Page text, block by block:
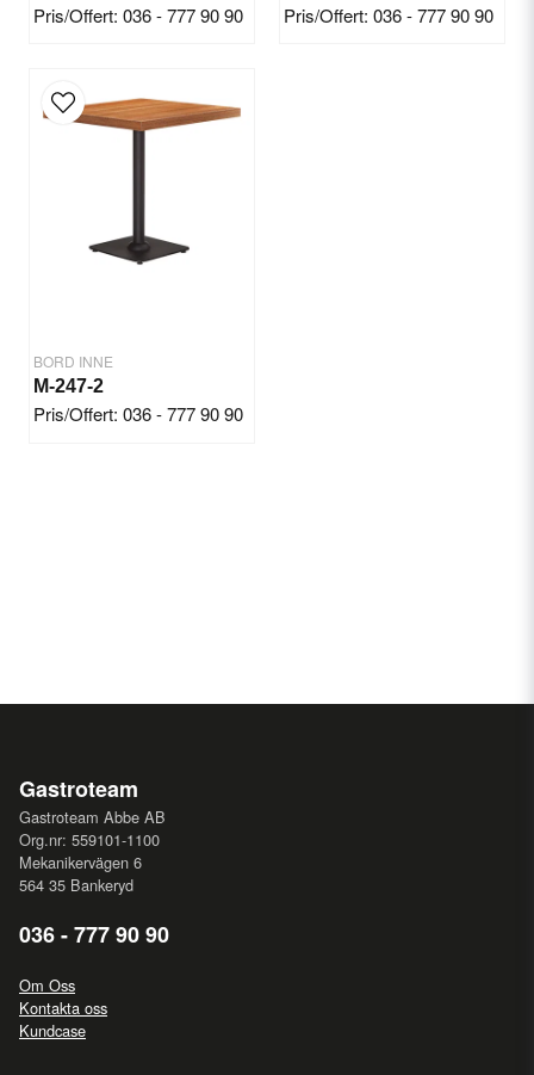
Pris/Offert: 036 - 777 90 90 Pris/Offert: 036 - 777 90 90
BORD INNE
M-247-2
Pris/Offert: 036 - 777 90 90
Gastroteam
Gastroteam Abbe AB
Org.nr: 559101-1100
Mekanikervägen 6
564 35 Bankeryd
036 - 777 90 90
Om Oss
Kontakta oss
Kundcase